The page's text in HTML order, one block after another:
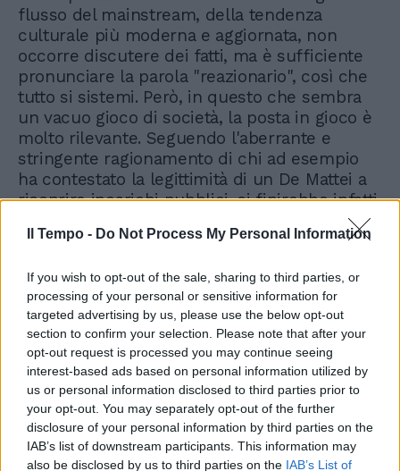
Il Tempo - Do Not Process My Personal Information
If you wish to opt-out of the sale, sharing to third parties, or
processing of your personal or sensitive information for
targeted advertising by us, please use the below opt-out
section to confirm your selection. Please note that after your
opt-out request is processed you may continue seeing
interest-based ads based on personal information utilized by
us or personal information disclosed to third parties prior to
your opt-out. You may separately opt-out of the further
disclosure of your personal information by third parties on the
IAB’s list of downstream participants. This information may
also be disclosed by us to third parties on the IAB’s List of
flusso del mainstream, della tendenza
culturale più moderna e aggiornata, non
occorre discutere dei fatti, ma è sufficiente
pronunciare la parola "reazionario", così che
tutto si sistemi. Però, in questo che sembra
un vacuo gioco di società, la posta in gioco è
molto rilevante. Seguendo l'aberrante e
stringente ragionamento di chi ad esempio
ha contestato la legittimità di un De Mattei a
ricoprire incarichi pubblici, si finirebbe infatti
per impedire l'insegnamento nella scuola a
chiunque abbia osato dirsi cattolico. E la
così in tutta la sua quieta efficacia: se
davvero credi in qualcosa, è il caso che tu
taccia.